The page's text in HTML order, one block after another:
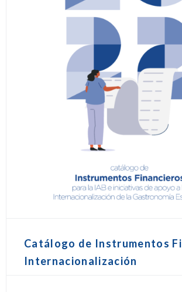
Catálogo de Instrumentos
Internacionalización